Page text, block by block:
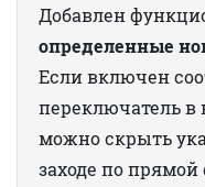
Добавлен
определенные
Если включен
переключатель в
можно скрыть
заходе по прямой